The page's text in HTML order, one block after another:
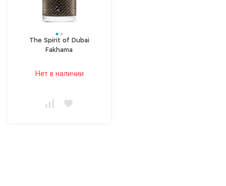
The Spirit of Dubai
Fakhama
Нет в наличии